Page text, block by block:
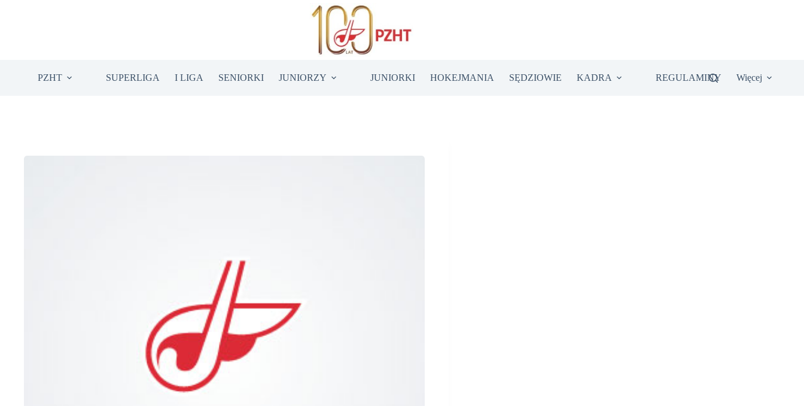
PZHT SUPERLIGA I LIGA SENIORKI JUNIORZY JUNIORKI HOKEJMANIA SĘDZIOWIE KADRA REGULAMINY Więcej